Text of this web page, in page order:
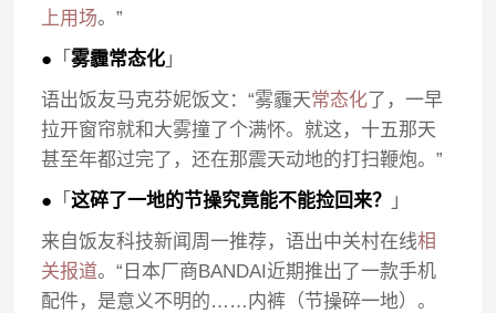
上用场。”
● 「雾霾常态化 」
语出饭友马克芬妮饭文：“雾霾天常态化了，一早
拉开窗帘就和大雾撞了个满怀。就这，十五那天
甚至年都过完了，还在那震天动地的打扫鞭炮。”
● 「这碎了一地的节操究竟能不能捡回来？
」
来自饭友科技新闻周一推荐，语出中关村在线相
关报道。“日本厂商BANDAI近期推出了一款手机
配件，是意义不明的……内裤（节操碎一地）。